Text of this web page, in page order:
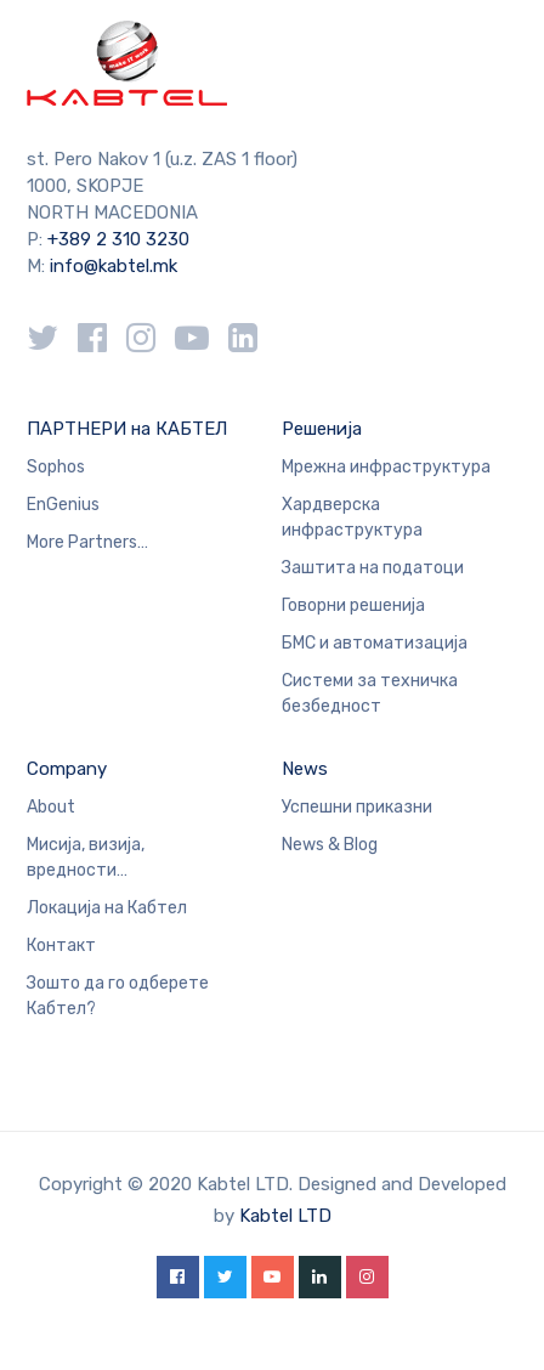
st. Pero Nakov 1 (u.z. ZAS 1 floor)
1000, SKOPJE
NORTH MACEDONIA
P: +389 2 310 3230
M:info@kabtel.mk
ПАРТНЕРИ на КАБТЕЛ
Sophos
EnGenius
More Partners…
Решенија
Мрежна инфраструктура
Хардверска
инфраструктура
Заштита на податоци
Говорни решенија
БМС и автоматизација
Системи за техничка
безбедност
Company
About
Мисија, визија,
вредности…
Локација на Кабтел
Контакт
Зошто да го одберете
Кабтел?
News
Успешни приказни
News & Blog
Copyright © 2020 Kabtel LTD. Designed and Developed
by Kabtel LTD